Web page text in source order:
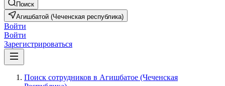
Поиск
Агишбатой (Чеченская республика)
Войти
Войти
Зарегистрироваться
Поиск сотрудников в Агишбатое (Чеченская